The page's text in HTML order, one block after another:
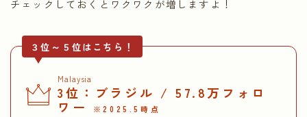
チェックしておくとワクワクが増しますよ！
３位～５位はこちら！
Malaysia
3位：ブラジル / 57.8万フォロ
ワー
※2025.5時点